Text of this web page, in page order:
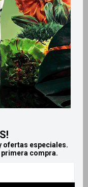
ofertas especiales.
primera compra.
LlegaMAÑANA
Llega MAÑANA
líquida 100 ml
$ 459